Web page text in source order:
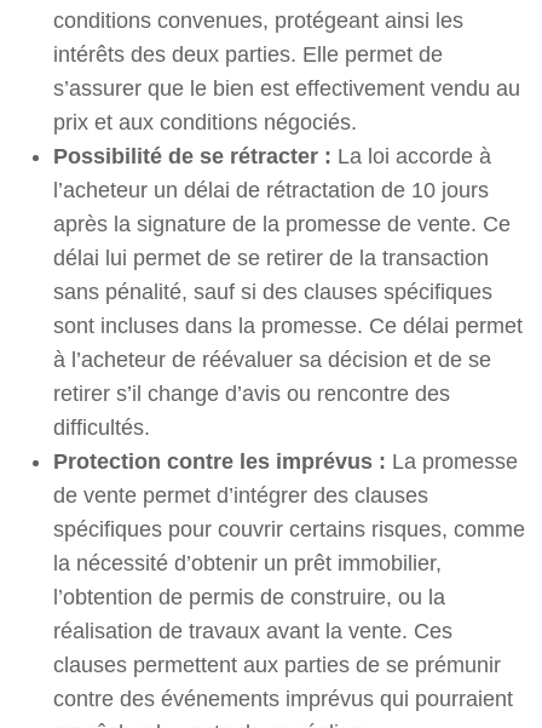
conditions convenues, protégeant ainsi les
intérêts des deux parties. Elle permet de
s’assurer que le bien est effectivement vendu au
prix et aux conditions négociés.
Possibilité de se rétracter : La loi accorde à
l’acheteur un délai de rétractation de 10 jours
après la signature de la promesse de vente. Ce
délai lui permet de se retirer de la transaction
sans pénalité, sauf si des clauses spécifiques
sont incluses dans la promesse. Ce délai permet
à l’acheteur de réévaluer sa décision et de se
retirer s’il change d’avis ou rencontre des
difficultés.
Protection contre les imprévus : La promesse
de vente permet d’intégrer des clauses
spécifiques pour couvrir certains risques, comme
la nécessité d’obtenir un prêt immobilier,
l’obtention de permis de construire, ou la
réalisation de travaux avant la vente. Ces
clauses permettent aux parties de se prémunir
contre des événements imprévus qui pourraient